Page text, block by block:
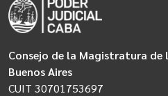
Consejo de la Magistratura de
Buenos Aires
CUIT 30701753697